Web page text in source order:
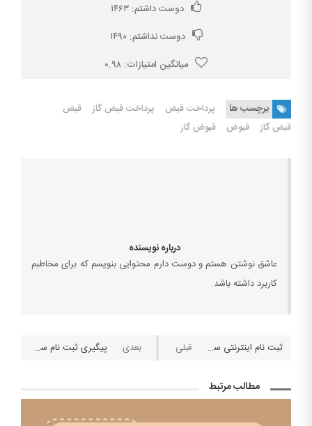
دوست داشتم: ۱۴۶۳
دوست نداشتم: ۱۴۹۰
میانگین امتیازات: ۰.۹۸
برچسب ها پرداخت قبض پرداخت قبض گاز
قبض
قبض گاز
قبوض قبوض گاز
درباره نویسنده
عاشق نوشتن هستم و دوست دارم محتوایی بنویسم که برای مخاطبم
کاربرد داشته باشد.
ثبت نام اینترنتی سیم کارت رایگان جهت احراز هویت غیرحضوری سجام پیگیری ثبت نام سیم کارت رایگان در سامانه رهگیری مرسولات پستی
مطالب مرتبط